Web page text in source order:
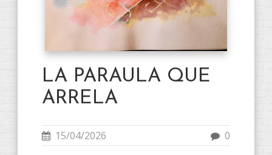
LA PARAULA QUE
ARRELA
15/04/2026 0